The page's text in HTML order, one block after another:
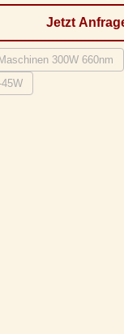
Jetzt
300W 660nm